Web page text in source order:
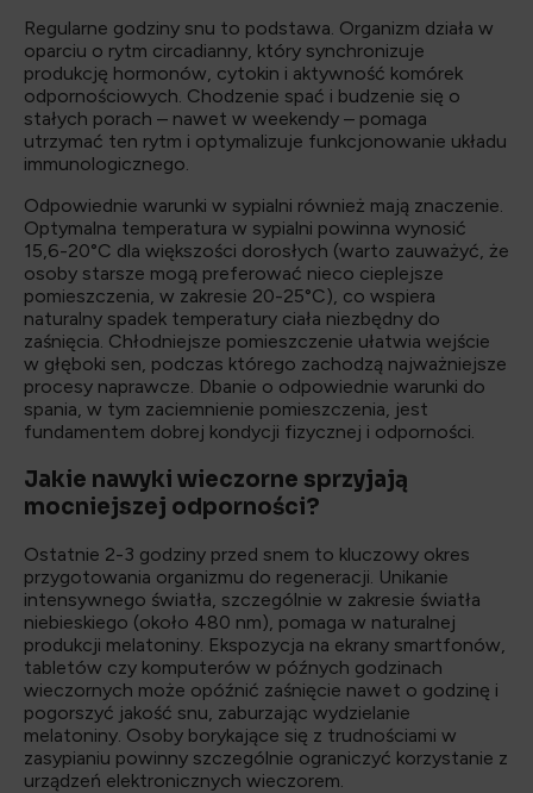
Regularne godziny snu to podstawa. Organizm działa w
oparciu o rytm circadianny, który synchronizuje
produkcję hormonów, cytokin i aktywność komórek
odpornościowych. Chodzenie spać i budzenie się o
stałych porach – nawet w weekendy – pomaga
utrzymać ten rytm i optymalizuje funkcjonowanie układu
immunologicznego.
Odpowiednie warunki w sypialni również mają znaczenie.
Optymalna temperatura w sypialni powinna wynosić
15,6-20°C dla większości dorosłych (warto zauważyć, że
osoby starsze mogą preferować nieco cieplejsze
pomieszczenia, w zakresie 20-25°C), co wspiera
naturalny spadek temperatury ciała niezbędny do
zaśnięcia. Chłodniejsze pomieszczenie ułatwia wejście
w głęboki sen, podczas którego zachodzą najważniejsze
procesy naprawcze. Dbanie o odpowiednie warunki do
spania, w tym zaciemnienie pomieszczenia, jest
fundamentem dobrej kondycji fizycznej i odporności.
Jakie nawyki wieczorne sprzyjają
mocniejszej odporności?
Ostatnie 2-3 godziny przed snem to kluczowy okres
przygotowania organizmu do regeneracji. Unikanie
intensywnego światła, szczególnie w zakresie światła
niebieskiego (około 480 nm), pomaga w naturalnej
produkcji melatoniny. Ekspozycja na ekrany smartfonów,
tabletów czy komputerów w późnych godzinach
wieczornych może opóźnić zaśnięcie nawet o godzinę i
pogorszyć jakość snu, zaburzając wydzielanie
melatoniny. Osoby borykające się z trudnościami w
zasypianiu powinny szczególnie ograniczyć korzystanie z
urządzeń elektronicznych wieczorem.